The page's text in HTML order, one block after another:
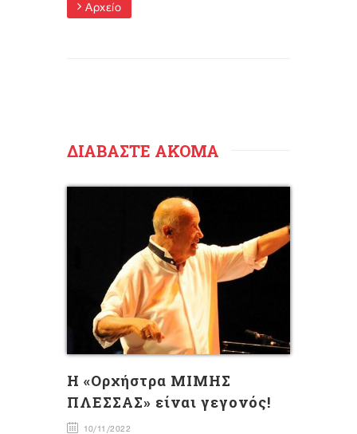
Αρχείο
ΔΙΑΒΑΣΤΕ ΑΚΟΜΑ
H «Ορχήστρα ΜΙΜΗΣ
ΠΛΕΣΣΑΣ» είναι γεγονός!
10/11/2022